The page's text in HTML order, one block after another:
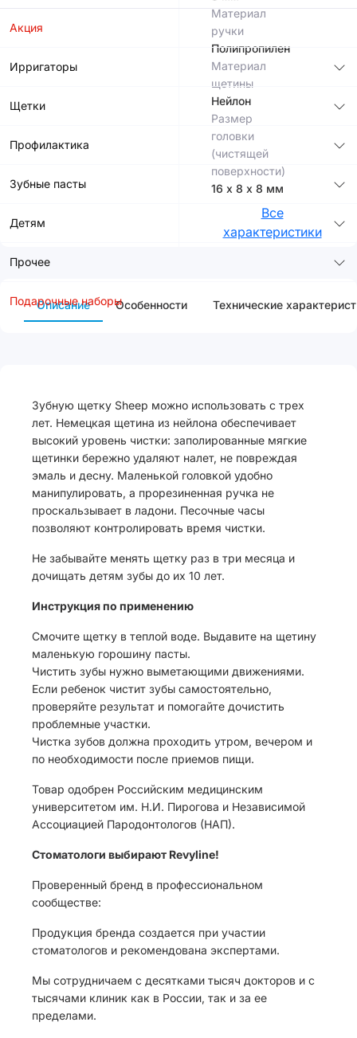
Акция
Ирригаторы
Щетки
Профилактика
Зубные пасты
Детям
Прочее
Подарочные наборы
Материал
ручки
Полипропилен
Материал
щетины
Нейлон
Размер
головки
(чистящей
поверхности)
16 х 8 х 8 мм
Все
характеристики
Описание Особенности Технические
Зубную щетку Sheep можно использовать с трех
лет. Немецкая щетина из нейлона обеспечивает
высокий уровень чистки: заполированные мягкие
щетинки бережно удаляют налет, не повреждая
эмаль и десну. Маленькой головкой удобно
манипулировать, а прорезиненная ручка не
проскальзывает в ладони. Песочные часы
позволяют контролировать время чистки.
Не забывайте менять щетку раз в три месяца и
дочищать детям зубы до их 10 лет.
Инструкция по применению
Смочите щетку в теплой воде. Выдавите на щетину
маленькую горошину пасты.
Чистить зубы нужно выметающими движениями.
Если ребенок чистит зубы самостоятельно,
проверяйте результат и помогайте дочистить
проблемные участки.
Чистка зубов должна проходить утром, вечером и
по необходимости после приемов пищи.
Товар одобрен Российским медицинским
университетом им. Н.И. Пирогова и Независимой
Ассоциацией Пародонтологов (НАП).
Стоматологи выбирают Revyline!
Проверенный бренд в профессиональном
сообществе:
Продукция бренда создается при участии
стоматологов и рекомендована экспертами.
Мы сотрудничаем с десятками тысяч докторов и с
тысячами клиник как в России, так и за ее
пределами.